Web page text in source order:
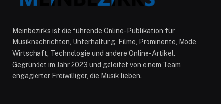
Meinbezirks ist die führende Online-Publikation für
Musiknachrichten, Unterhaltung, Filme, Prominente, Mode,
Wirtschaft, Technologie und andere Online-Artikel.
Gegründet im Jahr 2023 und geleitet von einem Team
engagierter Freiwilliger, die Musik lieben.